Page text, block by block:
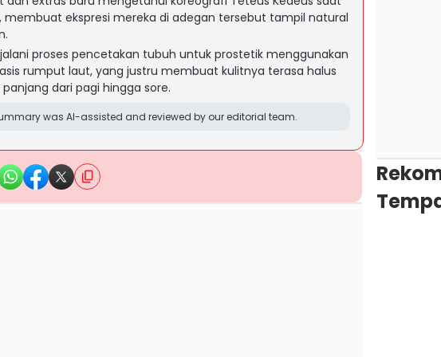
membuat ekspresi mereka di adegan tersebut tampil natural
proses pencetakan tubuh untuk prostetik menggunakan
rumput laut, yang justru membuat kulitnya terasa halus
dari pagi hingga sore.
was AI-assisted and reviewed by our editorial team.